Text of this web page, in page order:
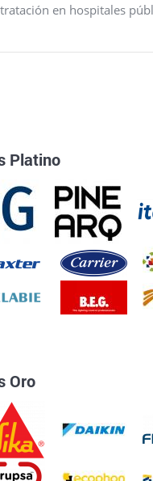
en hospitales
Platino
Oro